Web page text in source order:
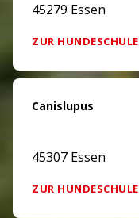
45279 Essen
ZUR HUNDESCHULE
Canislupus
45307 Essen
ZUR HUNDESCHULE